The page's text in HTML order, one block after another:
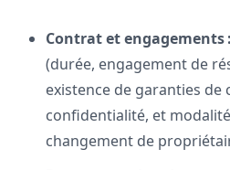
Contrat et engagements :
(durée, engagement de
existence de garanties de
confidentialité, et
changement de